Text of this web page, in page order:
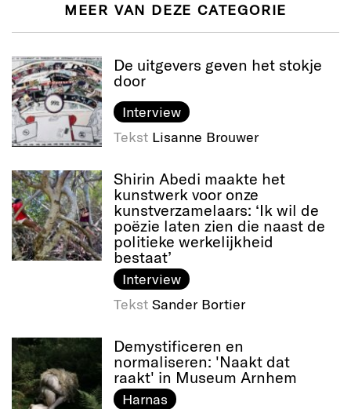
MEER VAN DEZE CATEGORIE
De uitgevers geven het stokje
door
Interview
Tekst Lisanne Brouwer
Shirin Abedi maakte het
kunstwerk voor onze
kunstverzamelaars: ‘Ik wil de
poëzie laten zien die naast de
politieke werkelijkheid
bestaat’
Interview
Tekst Sander Bortier
Demystificeren en
normaliseren: 'Naakt dat
raakt' in Museum Arnhem
Harnas